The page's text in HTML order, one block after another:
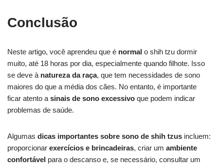
Conclusão
Neste artigo, você aprendeu que é normal o shih tzu dormir
muito, até 18 horas por dia, especialmente quando filhote. Isso
se deve à natureza da raça, que tem necessidades de sono
maiores do que a média dos cães. No entanto, é importante
ficar atento a sinais de sono excessivo que podem indicar
problemas de saúde.
Algumas dicas importantes sobre sono de shih tzus incluem:
proporcionar exercícios e brincadeiras, criar um ambiente
confortável para o descanso e, se necessário, consultar um